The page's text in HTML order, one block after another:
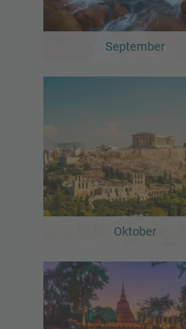
September
Oktober